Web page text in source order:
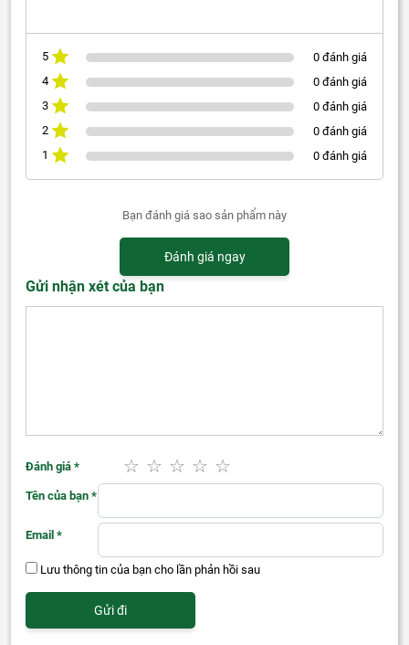
5
0 đánh giá
4
0 đánh giá
3
0 đánh giá
2
0 đánh giá
1
0 đánh giá
Bạn đánh giá sao sản phẩm này
Đánh giá ngay
Gửi nhận xét của bạn
Đánh giá *
Tên của bạn *
Email *
Lưu thông tin của bạn cho lần phản hồi sau